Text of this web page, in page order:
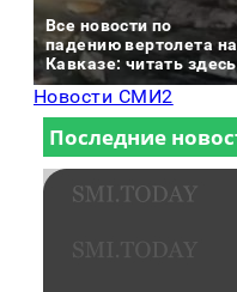
Все новости по
падению вертолета на
Кавказе: читать здесь
Новости СМИ2